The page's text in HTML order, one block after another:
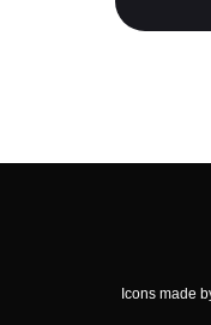
Icons made